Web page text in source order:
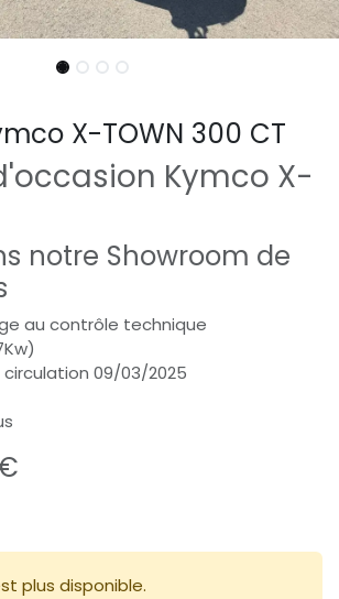
X-TOWN 300 CT
Kymco X-
notre Showroom de
au contrôle technique
circulation 09/03/2025
plus disponible.